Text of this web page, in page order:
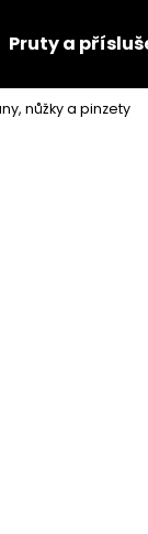
Pruty a
nůžky a pinzety
MIA S